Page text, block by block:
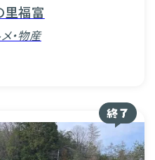
里福富
・物産